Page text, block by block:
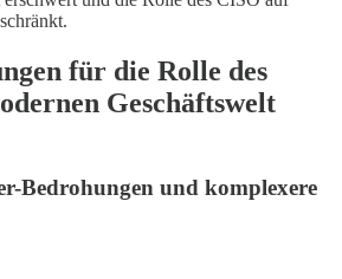
für die Rolle des
Geschäftswelt
Bedrohungen und komplexere